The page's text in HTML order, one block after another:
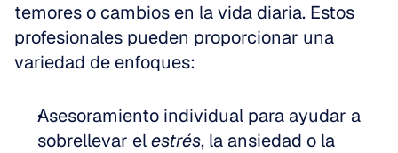
temores o cambios en la vida diaria. Estos
profesionales pueden proporcionar una
variedad de enfoques:
Asesoramiento individual para ayudar a
sobrellevar el estrés, la ansiedad o la